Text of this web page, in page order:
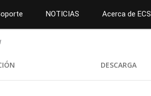
NOTICIAS Acerca de ECS
DESCARGA